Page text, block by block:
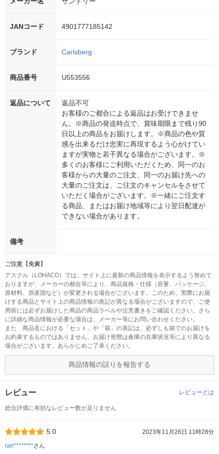
JANコード 4901777185142
ブランド Carlsberg
商品番号 U553556
返品について
返品不可
お客様のご都合による返品はお受けできませ
ん。※商品の発送時点で、賞味期限まで残り90
日以上の商品をお届けします。※商品の色や質
感を出来るだけ忠実に再現するよう心がけてい
ますが実物と若干異なる場合がございます。※
多くのお客様にご利用いただくため、同一のお
客様からの大量のご注文、同一のお届け先への
大量のご注文は、ご注文のキャンセルをさせて
いただく場合がございます。※一緒にご注文す
る商品、またはお届け地域等により翌日配達が
できない場合があります。
備考
ご注意【免責】
アスクル（LOHACO）では、サイト上に最新の商品情報を表示するよう努めて
おりますが、メーカーの都合等により、商品規格・仕様（容量、パッケージ、
原材料、原産国など）が変更される場合がございます。このため、実際にお届
けする商品とサイト上の商品情報の表記が異なる場合がございますので、ご使
用前には必ずお届けした商品の商品ラベルや注意書きをご確認ください。さら
に詳細な商品情報が必要な場合は、メーカー等にお問い合わせください。
また、商品名における「セット」や「箱」の表記は、必ずしも箱でのお届けを
お約束するものではありません。お届け形態は倉庫の在庫状況等により異なる
場合がございます。あらかじめご了承ください。
商品情報の誤りを報告する
レビュー レビューとは
総合評価に有効なレビュー数が足りません
5.0
2023年11月26日 11時28分
ran********さん